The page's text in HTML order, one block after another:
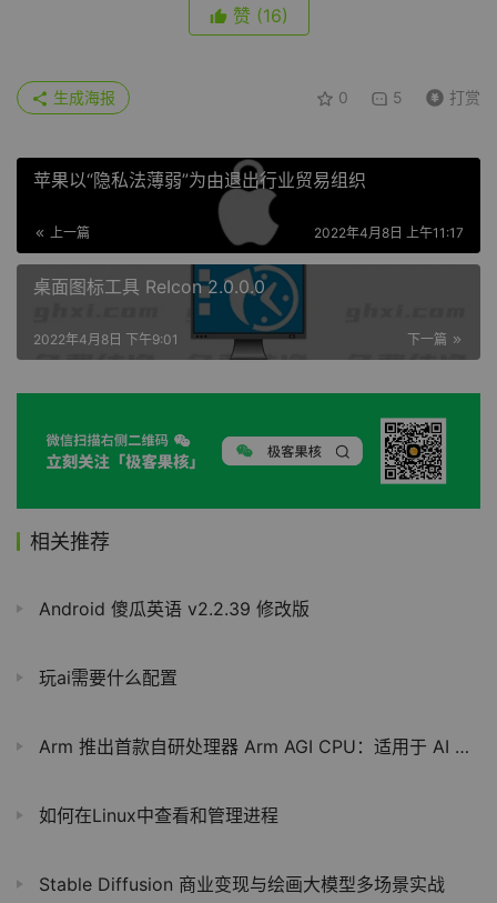
赞 (16)
0 5 打赏
生成海报
苹果以“隐私法薄弱”为由退出行业贸易组织
上一篇 2022年4月8日 上午11:17
桌面图标工具 ReIcon 2.0.0.0
下一篇
2022年4月8日 下午9:01
相关推荐
Android 傻瓜英语 v2.2.39 修改版
玩ai需要什么配置
Arm 推出首款自研处理器 Arm AGI CPU：适用于 AI 推理数据中心场景、Meta 成为首发客户
如何在Linux中查看和管理进程
Stable Diffusion 商业变现与绘画大模型多场景实战